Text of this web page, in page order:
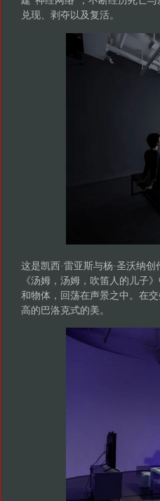
兑现、剥夺以及复活。
这是凯西·雷亚斯与杨·圣沃纳
《汤姆，汤姆，吹笛人的儿子
和物体，回荡在声景之中。在
高的巴洛克式的美。